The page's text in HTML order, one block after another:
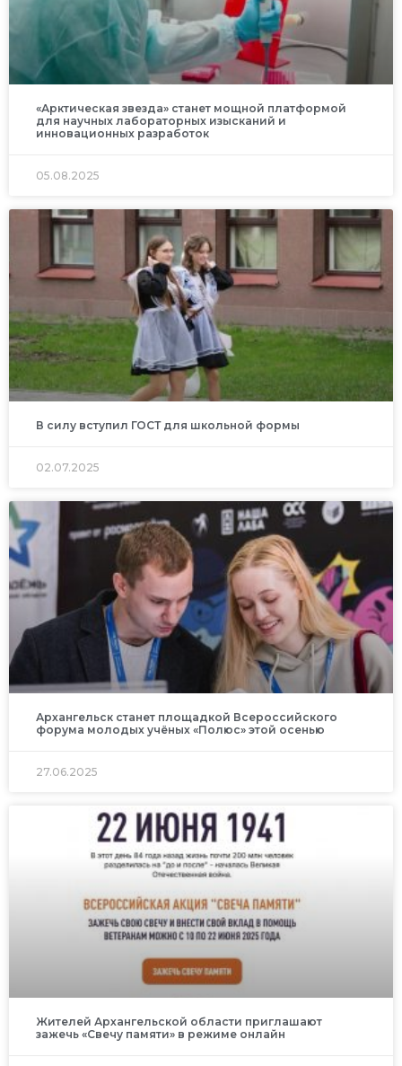
«Арктическая звезда» станет мощной платформой
для научных лабораторных изысканий и
инновационных разработок
05.08.2025
В силу вступил ГОСТ для школьной формы
02.07.2025
Архангельск станет площадкой Всероссийского
форума молодых учёных «Полюс» этой осенью
27.06.2025
Жителей Архангельской области приглашают
зажечь «Свечу памяти» в режиме онлайн